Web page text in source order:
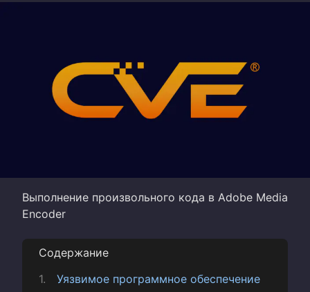
Выполнение произвольного кода в Adobe Media
Encoder
Содержание
Уязвимое программное обеспечение